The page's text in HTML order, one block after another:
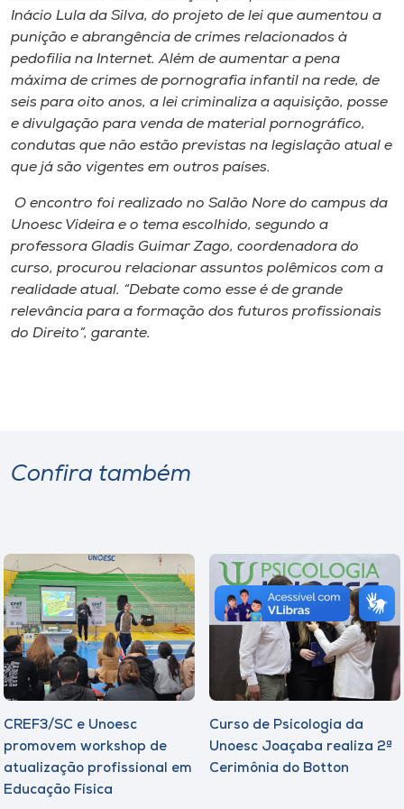
Inácio Lula da Silva, do projeto de lei que aumentou a
punição e abrangência de crimes relacionados à
pedofilia na Internet. Além de aumentar a pena
máxima de crimes de pornografia infantil na rede, de
seis para oito anos, a lei criminaliza a aquisição, posse
e divulgação para venda de material pornográfico,
condutas que não estão previstas na legislação atual e
que já são vigentes em outros países.
O encontro foi realizado no Salão Nore do campus da
Unoesc Videira e o tema escolhido, segundo a
professora Gladis Guimar Zago, coordenadora do
curso, procurou relacionar assuntos polêmicos com a
realidade atual. “Debate como esse é de grande
relevância para a formação dos futuros profissionais
do Direito”, garante.
Confira também
CREF3/SC e Unoesc
promovem workshop de
atualização profissional em
Educação Física
Curso de Psicologia da
Unoesc Joaçaba realiza 2ª
Cerimônia do Botton